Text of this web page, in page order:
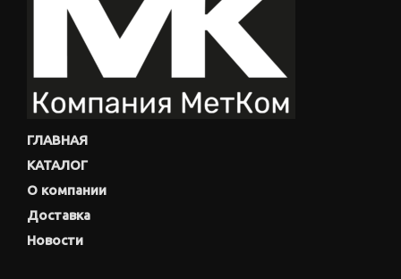
ГЛАВНАЯ
КАТАЛОГ
О компании
Доставка
Новости